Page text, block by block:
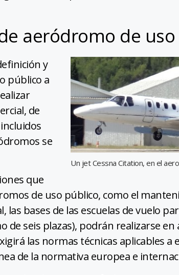
aeródromo de
Un jet Cessna Citation, en el
y
público a
de
se
que
de uso público, como el
bases de las escuelas de vuelo
de seis plazas), podrán realizarse
las normas técnicas aplicables a
de la normativa europea e